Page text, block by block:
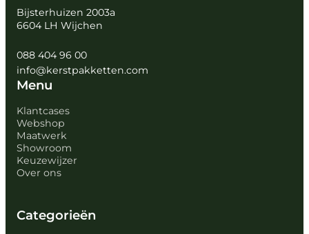
Bijsterhuizen 2003a
6604 LH Wijchen
088 404 96 00
info@kerstpakketten.com
Menu
Klantcases
Webshop
Maatwerk
Showroom
Keuzewijzer
Over ons
Categorieën